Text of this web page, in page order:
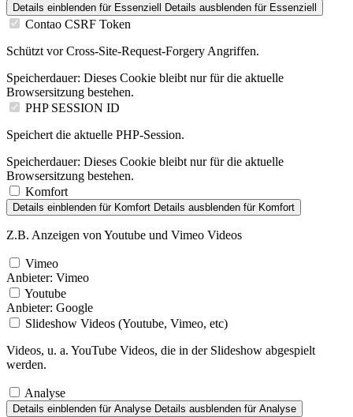
Details einblenden für Essenziell Details ausblenden für Essenziell
Contao CSRF Token
Schützt vor Cross-Site-Request-Forgery Angriffen.
Speicherdauer: Dieses Cookie bleibt nur für die aktuelle
Browsersitzung bestehen.
PHP SESSION ID
Speichert die aktuelle PHP-Session.
Speicherdauer: Dieses Cookie bleibt nur für die aktuelle
Browsersitzung bestehen.
Komfort
Details einblenden für Komfort Details ausblenden für Komfort
Z.B. Anzeigen von Youtube und Vimeo Videos
Vimeo
Anbieter: Vimeo
Youtube
Anbieter: Google
Slideshow Videos (Youtube, Vimeo, etc)
Videos, u. a. YouTube Videos, die in der Slideshow abgespielt
werden.
Analyse
Details einblenden für Analyse Details ausblenden für Analyse